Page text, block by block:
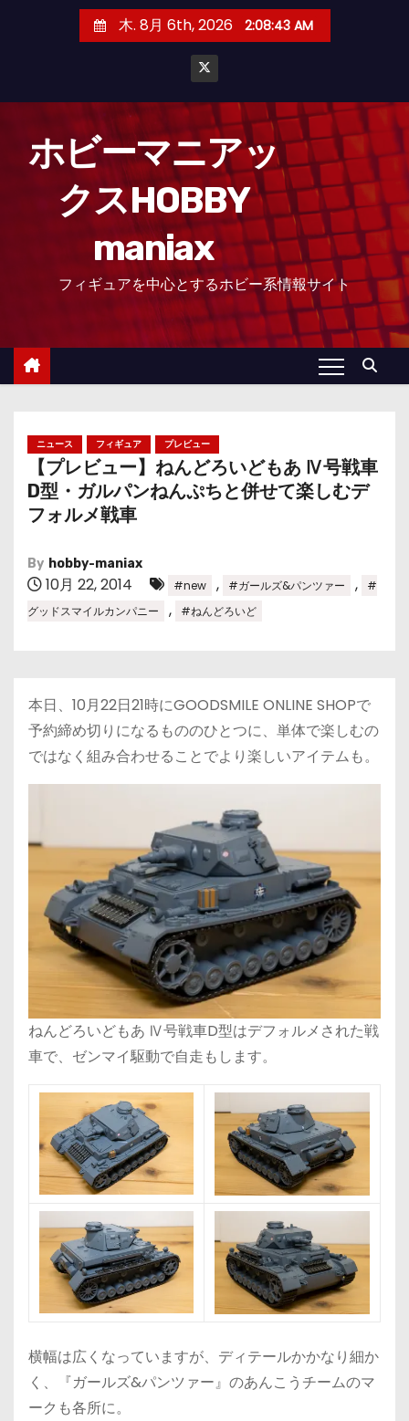
木. 8月 6th, 2026 2:08:44 AM
ホビーマニアッ
クスHOBBY
maniax
フィギュアを中心とするホビー系情報サイト
ニュース フィギュア プレビュー
【プレビュー】ねんどろいどもあ Ⅳ号戦車
D型・ガルパンねんぷちと併せて楽しむデ
フォルメ戦車
By hobby-maniax
10月 22, 2014 #new , #ガールズ&パンツァー ,
#
グッドスマイルカンパニー
, #ねんどろいど
本日、10月22日21時にGOODSMILE ONLINE SHOPで
予約締め切りになるもののひとつに、単体で楽しむの
ではなく組み合わせることでより楽しいアイテムも。
ねんどろいどもあ Ⅳ号戦車D型はデフォルメされた戦
車で、ゼンマイ駆動で自走もします。
横幅は広くなっていますが、ディテールかかなり細か
く、『ガールズ&パンツァー』のあんこうチームのマ
ークも各所に。